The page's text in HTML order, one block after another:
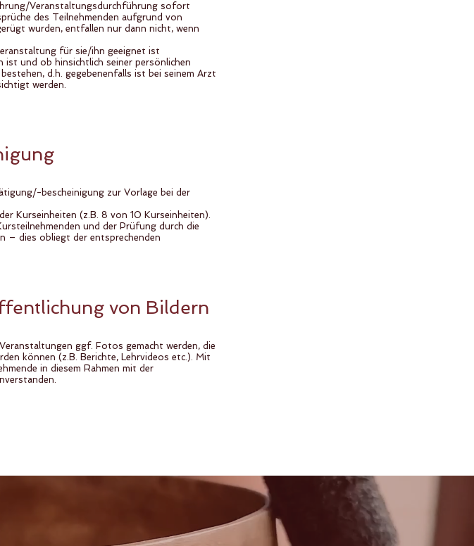
Veranstaltungsdurchführung sofort
des Teilnehmenden aufgrund von
wurden, entfallen nur dann nicht, wenn
für sie/ihn geeignet ist
und ob hinsichtlich seiner persönlichen
d.h. gegebenenfalls ist bei seinem Arzt
werden.
bescheinigung zur Vorlage bei der
Kurseinheiten (z.B. 8 von 10 Kurseinheiten).
und der Prüfung durch die
– dies obliegt der entsprechenden
von Bildern
ggf. Fotos gemacht werden, die
können (z.B. Berichte, Lehrvideos etc.). Mit
in diesem Rahmen mit der